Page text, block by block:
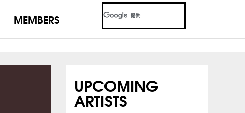
MEMBERS
UPCOMING
ARTISTS